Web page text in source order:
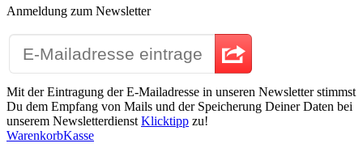
Anmeldung zum Newsletter
Mit der Eintragung der E-Mailadresse in unseren Newsletter stimmst
Du dem Empfang von Mails und der Speicherung Deiner Daten bei
unserem Newsletterdienst Klicktipp zu!
WarenkorbKasse